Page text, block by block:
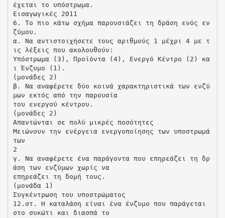
έχεται το υπόστρωμα.
Εισαγωγικές 2011
6. Το πιο κάτω σχήμα παρουσιάζει τη δράση ενός εν
ζύμου.
α. Να αντιστοιχήσετε τους αριθμούς 1 μέχρι 4 με τ
ις λέξεις που ακολουθούν:
Υπόστρωμα (3), Προϊόντα (4), Ενεργό Κέντρο (2) κα
ι Ένζυμο (1).
(μονάδες 2)
β. Να αναφέρετε δύο κοινά χαρακτηριστικά των ενζύ
μων εκτός από την παρουσία
του ενεργού κέντρου.
(μονάδες 2)
Απαντώνται σε πολύ μικρές ποσότητες
Μειώνουν την ενέργεια ενεργοποίησης των υποστρωμά
των
2
γ. Να αναφέρετε ένα παράγοντα που επηρεάζει τη δρ
άση των ενζύμων χωρίς να
επηρεάζει τη δομή τους.
(μονάδα 1)
Συγκέντρωση του υποστρώματος
12.στ. H καταλάση είναι ένα ένζυμο που παράγεται
στο συκώτι και διασπά το